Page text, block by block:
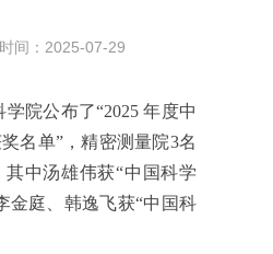
间：2025-07-29
院公布了“2025 年度中
名单”，精密测量院3名
中汤雄伟获“中国科学
金庭、韩逸飞获“中国科